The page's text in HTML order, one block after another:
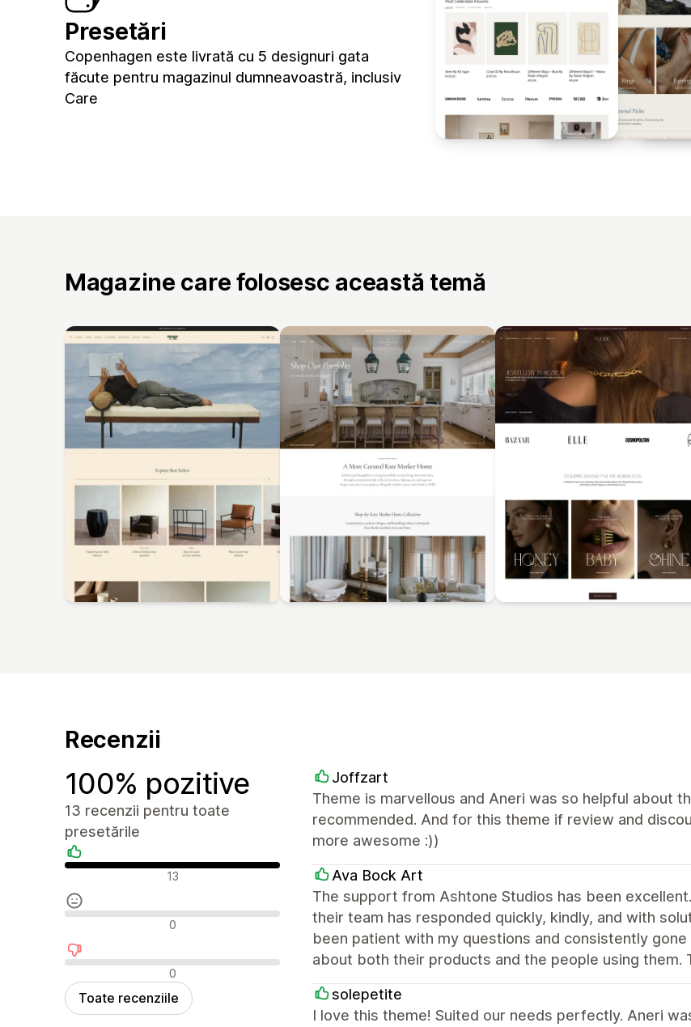
Presetări
Copenhagen este livrată cu 5 designuri gata
făcute pentru magazinul dumneavoastră, inclusiv
Care
Magazine care folosesc această temă
Recenzii
100% pozitive
13 recenzii pentru toate
presetările
Recenzii pozitive13
Recenzii neutre 0
Recenzii negative0
Toate recenziile
Joffzart
Theme is marvellous and Aneri was so helpful about
recommended. And for this theme if review and
more awesome :))
Ava Bock Art
The support from Ashtone Studios has been
their team has responded quickly, kindly, and with
been patient with my questions and consistently
about both their products and the people using them.
solepetite
I love this theme! Suited our needs perfectly. Aneri